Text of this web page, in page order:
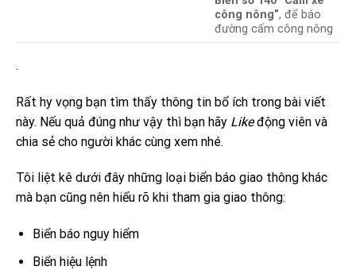
công nông”, để báo
đường cấm công nông
.
Rất hy vọng bạn tìm thấy thông tin bổ ích trong bài viết
này. Nếu quả đúng như vậy thì bạn hãy Likeđộng viên và
chia sẻ cho người khác cùng xem nhé.
Tôi liệt kê dưới đây những loại biển báo giao thông khác
mà bạn cũng nên hiểu rõ khi tham gia giao thông:
Biển báo nguy hiểm
Biển hiệu lệnh